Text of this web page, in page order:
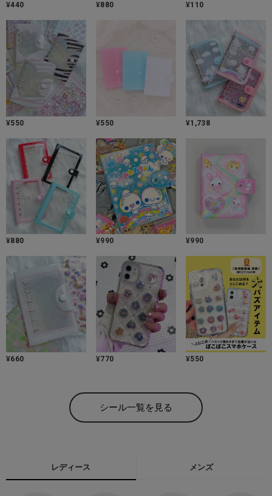
¥440 ¥880 ¥110
¥550 ¥550 ¥1,738
¥880 ¥990 ¥990
¥660 ¥770 ¥550
シール一覧を見る
レディース メンズ